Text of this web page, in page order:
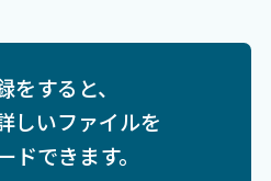
をすると、
しいファイルを
ドできます。